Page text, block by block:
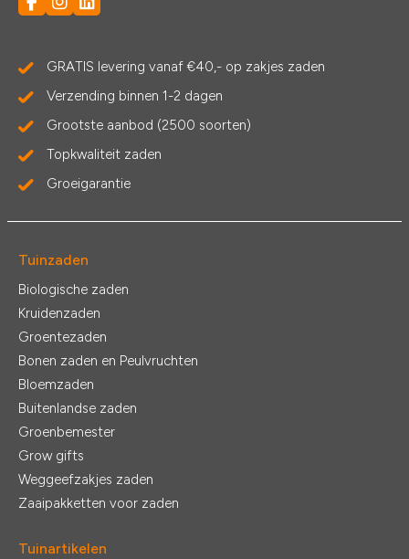
GRATIS levering vanaf €40,- op zakjes zaden
Verzending binnen 1-2 dagen
Grootste aanbod (2500 soorten)
Topkwaliteit zaden
Groeigarantie
Tuinzaden
Biologische zaden
Kruidenzaden
Groentezaden
Bonen zaden en Peulvruchten
Bloemzaden
Buitenlandse zaden
Groenbemester
Grow gifts
Weggeefzakjes zaden
Zaaipakketten voor zaden
Tuinartikelen